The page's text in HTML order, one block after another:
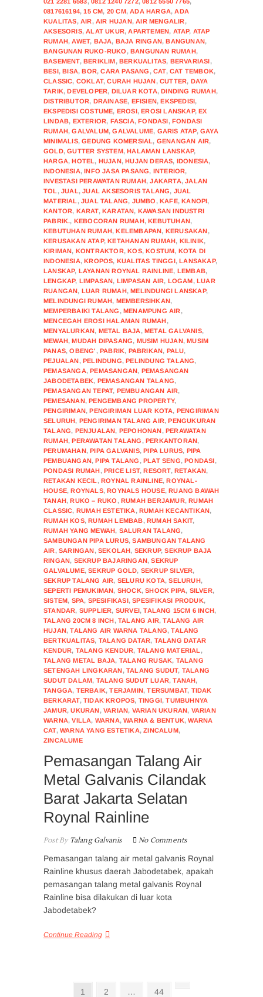
0817616194,15 CM, 20 CM,ADA HARGA,ADA
KUALITAS,AIR,AIR HUJAN,AIR MENGALIR,
AKSESORIS,ALAT UKUR,APARTEMEN, ATAP, ATAP
RUMAH,AWET, BAJA, BAJA RINGAN,BANGUNAN,
BANGUNAN RUKO-RUKO ,BANGUNAN RUMAH,
BASEMENT,BERIKLIM,BERKUALITAS, BERVARIASI,
BESI,BISA,BOR,CARA PASANG ,CAT,CAT TEMBOK,
CLASSIC, COKLAT,CURAH HUJAN,CUTTER, DAYA
TARIK,DEVELOPER, DILUAR KOTA,DINDING RUMAH,
DISTRIBUTOR, DRAINASE, EFISIEN,EKSPEDISI,
EKSPEDISI COSTUME, EROSI,EROSI LANSKAP,EX
LINDAB, EXTERIOR, FASCIA,FONDASI,FONDASI
RUMAH,GALVALUM,GALVALUME, GARIS ATAP,GAYA
MINIMALIS,GEDUNG KOMERSIAL, GENANGAN AIR,
GOLD,GUTTER SYSTEM,HALAMAN LANSKAP,
HARGA,HOTEL, HUJAN,HUJAN DERAS, IDONESIA,
INDONESIA,INFO JASA PASANG, INTERIOR,
INVESTASI PERAWATAN RUMAH,JAKARTA,JALAN
TOL ,JUAL,JUAL AKSESORIS TALANG, JUAL
MATERIAL ,JUAL TALANG, JUMBO ,KAFE,KANOPI,
KANTOR, KARAT,KARATAN, KAWASAN INDUSTRI
PABRIK., KEBOCORAN RUMAH,KEBUTUHAN,
KEBUTUHAN RUMAH,KELEMBAPAN, KERUSAKAN,
KERUSAKAN ATAP,KETAHANAN RUMAH, KILINIK,
KIRIMAN, KONTRAKTOR,KOS,KOSTUM, KOTA DI
INDONESIA,KROPOS, KUALITAS TINGGI,LANSAKAP,
LANSKAP, LAYANAN ROYNAL RAINLINE, LEMBAB,
LENGKAP, LIMPASAN, LIMPASAN AIR, LOGAM,LUAR
RUANGAN, LUAR RUMAH,MELINDUNGI LANSKAP,
MELINDUNGI RUMAH, MEMBERSIHKAN,
MEMPERBAIKI TALANG ,MENAMPUNG AIR,
MENCEGAH EROSI HALAMAN RUMAH,
MENYALURKAN, METAL BAJA,METAL GALVANIS,
MEWAH,MUDAH DIPASANG, MUSIM HUJAN,MUSIM
PANAS,OBENG' ,PABRIK, PABRIKAN, PALU,
PEJUALAN,PELINDUNG,PELINDUNG TALANG,
PEMASANGA,PEMASANGAN, PEMASANGAN
JABODETABEK, PEMASANGAN TALANG,
PEMASANGAN TEPAT, PEMBUANGAN AIR,
PEMESANAN,PENGEMBANG PROPERTY,
PENGIRIMAN,PENGIRIMAN LUAR KOTA, PENGIRIMAN
SELURUH, PENGIRIMAN TALANG AIR,PENGUKURAN
TALANG, PENJUALAN, PEPOHONAN,PERAWATAN
RUMAH,PERAWATAN TALANG ,PERKANTORAN,
PERUMAHAN,PIPA GALVANIS,PIPA LURUS, PIPA
PEMBUANGAN,PIPA TALANG ,PLAT SENG,PONDASI,
PONDASI RUMAH,PRICE LIST,RESORT,RETAKAN,
RETAKAN KECIL ,ROYNAL RAINLINE,ROYNAL-
HOUSE,ROYNALS,ROYNALS HOUSE,RUANG BAWAH
TANAH,RUKO – RUKO ,RUMAH BERJAMUR,RUMAH
CLASSIC, RUMAH ESTETIKA,RUMAH KECANTIKAN,
RUMAH KOS,RUMAH LEMBAB,RUMAH SAKIT,
RUMAH YANG MEWAH, SALURAN TALANG,
SAMBUNGAN PIPA LURUS,SAMBUNGAN TALANG
AIR,SARINGAN,SEKOLAH, SEKRUP,SEKRUP BAJA
RINGAN, SEKRUP BAJARINGAN,SEKRUP
GALVALUME,SEKRUP GOLD, SEKRUP SILVER,
SEKRUP TALANG AIR, SELURU KOTA,SELURUH,
SEPERTI PEMUKIMAN, SHOCK,SHOCK PIPA, SILVER,
SISTEM, SPA, SPESIFIKASI,SPESIFIKASI PRODUK,
STANDAR, SUPPLIER, SURVEI,TALANG 15CM 6 INCH,
TALANG 20CM 8 INCH,TALANG AIR,TALANG AIR
HUJAN,TALANG AIR WARNA TALANG,TALANG
BERTKUALITAS, TALANG DATAR, TALANG DATAR
KENDUR, TALANG KENDUR, TALANG MATERIAL ,
TALANG METAL BAJA, TALANG RUSAK, TALANG
SETENGAH LINGKARAN,TALANG SUDUT, TALANG
SUDUT DALAM, TALANG SUDUT LUAR,TANAH,
TANGGA, TERBAIK,TERJAMIN,TERSUMBAT, TIDAK
BERKARAT,TIDAK KROPOS, TINGGI,TUMBUHNYA
JAMUR,UKURAN,VARIAN, VARIAN UKURAN, VARIAN
WARNA,VILLA, WARNA,WARNA & BENTUK,WARNA
CAT,WARNA YANG ESTETIKA,ZINCALUM,
ZINCALUME
Pemasangan Talang Air
Metal Galvanis Cilandak
Barat Jakarta Selatan
Roynal Rainline
Post ByTalang Galvanis No Comments
Pemasangan talang air metal galvanis Roynal
Rainline khusus daerah Jabodetabek, apakah
pemasangan talang metal galvanis Roynal
Rainline bisa dilakukan di luar kota
Jabodetabek?
Continue Reading
Page
1 Page
2 … Page
44